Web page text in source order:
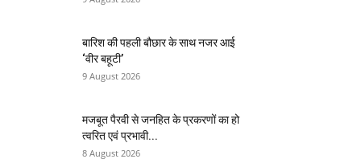
बारिश की पहली बौछार के साथ नजर आई
‘वीर बहूटी’
9 August 2026
मजबूत पैरवी से जनहित के प्रकरणों का हो
त्वरित एवं प्रभावी...
8 August 2026